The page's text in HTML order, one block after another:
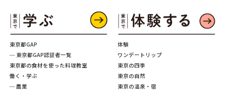
東京都GAP
─ 東京都GAP認証者一覧
東京都の食材を使った料理教室
働く・学ぶ
─ 農業
体験
ワンデートリップ
東京の四季
東京の自然
東京の温泉・宿